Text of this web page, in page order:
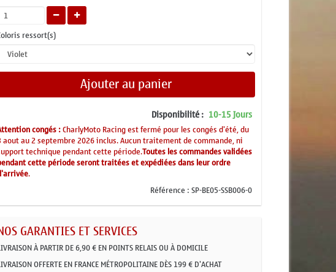
ressort(s)
Ajouter au panier
Disponibilité : 10-15 Jours
congés :CharlyMoto Racing est fermé pour les congés d'été, du
aout au 2 septembre 2026 inclus. Aucun traitement de commande, ni
technique pendant cette période.Toutes les commandes validées
cette période seront traitées et expédiées dans leur ordre
.
Référence :SP-BE05-SSB006-0
GARANTIES ET SERVICES
À PARTIR DE 6,90 € EN POINTS RELAIS OU À DOMICILE
OFFERTE EN FRANCE MÉTROPOLITAINE DÈS 199 € D'ACHAT